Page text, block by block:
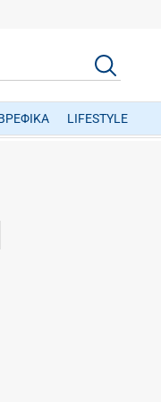
ΑΝΑΖΗΤΗΣΗ
LIFESTYLE